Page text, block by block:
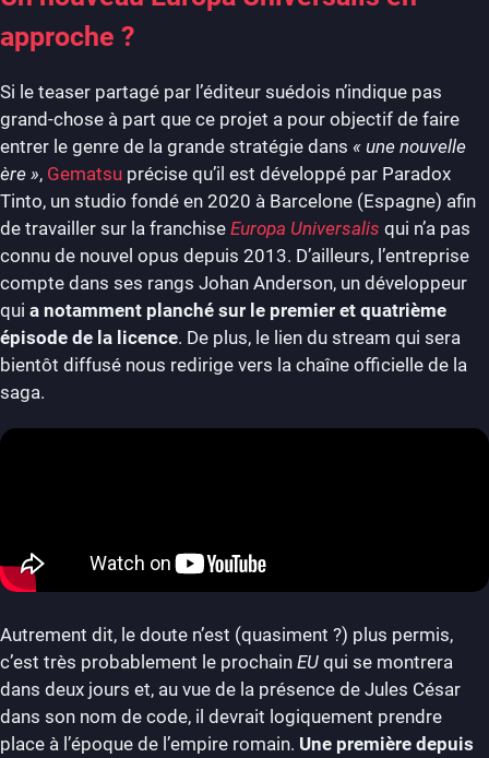
approche ?
Si le teaser partagé par l’éditeur suédois n’indique pas
grand-chose à part que ce projet a pour objectif de faire
entrer le genre de la grande stratégie dans « une nouvelle
ère », Gematsu précise qu’il est développé par Paradox
Tinto, un studio fondé en 2020 à Barcelone (Espagne) afin
de travailler sur la franchise Europa Universalis qui n’a pas
connu de nouvel opus depuis 2013. D’ailleurs, l’entreprise
compte dans ses rangs Johan Anderson, un développeur
qui a notamment planché sur le premier et quatrième
épisode de la licence. De plus, le lien du stream qui sera
bientôt diffusé nous redirige vers la chaîne officielle de la
saga.
Autrement dit, le doute n’est (quasiment ?) plus permis,
c’est très probablement le prochain EU qui se montrera
dans deux jours et, au vue de la présence de Jules César
dans son nom de code, il devrait logiquement prendre
place à l’époque de l’empire romain. Une première depuis